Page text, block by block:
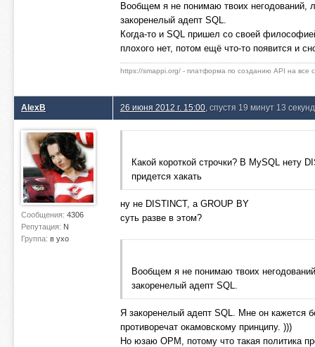
Вообщем я не понимаю твоих негодований,
закоренелый адепт SQL.
Когда-то и SQL пришел со своей
плохого нет, потом ещё что-то появится и
https://smappi.org/ - платформа по созданию API на все
AlexB
Сообщения: 4306
Репутация: N
Группа: в ухо
26 июня 2012 г. 15:00 , спустя 19 минут 13 секунд
Какой короткой строчки? В MySQL нету
придется хакать
ну не DISTINCT, а GROUP BY
суть разве в этом?
Вообщем я не понимаю твоих
закоренелый адепт SQL.
Я закоренелый адепт SQL. Мне он кажется
противоречат окамовскому принципу. )))
Но юзаю ОРМ, потому что такая политика